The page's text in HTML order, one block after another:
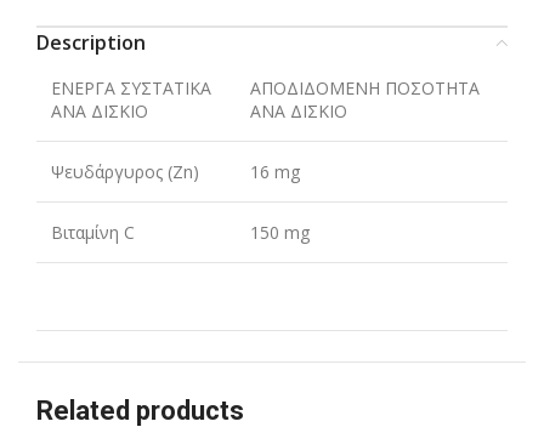
Description
ΕΝΕΡΓΑ ΣΥΣΤΑΤΙΚΑ
ΑΝΑ ΔΙΣΚΙΟ
ΑΠΟΔΙΔΟΜΕΝΗ ΠΟΣΟΤΗΤΑ
ΑΝΑ ΔΙΣΚΙΟ
Ψευδάργυρος (Zn) 16 mg
Βιταμίνη C 150 mg
Related products